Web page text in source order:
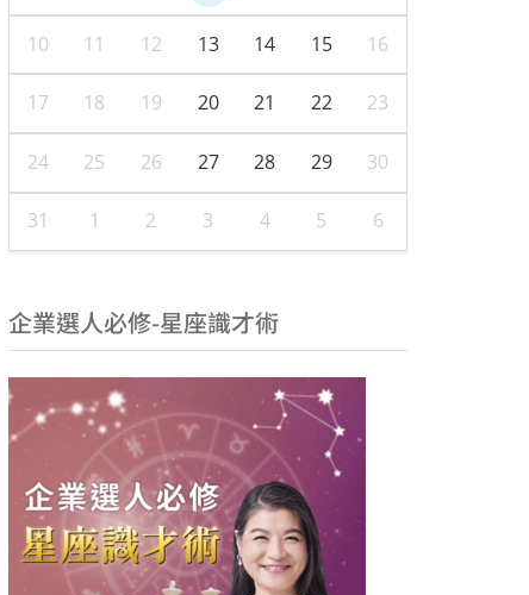
10 11 12 13 14 15 16
17 18 19 20 21 22 23
24 25 26 27 28 29 30
31 1 2 3 4 5 6
企業選人必修-星座識才術